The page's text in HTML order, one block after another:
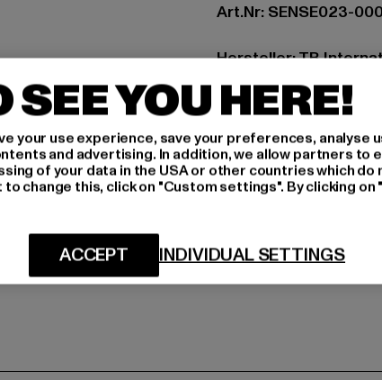
Art.Nr: SENSE023-
Hersteller: TB
Dr.-Robert-Murjahn-
GRÖSSE
SEE YOU HERE!
your use experience, save your preferences, analyse
and advertising. In addition, we allow partners to
of your data in the USA or other countries which do
change this, click on "Custom settings". By clicking
INDIVIDUAL SETTINGS
ACCEPT